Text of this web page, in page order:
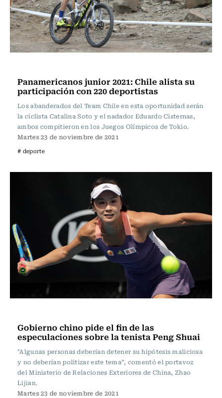
Panamericanos junior 2021: Chile alista su
participación con 220 deportistas
Los abanderados del Team Chile en esta oportunidad serán
la ciclista Catalina Soto y el nadador Eduardo Cisternas,
ambos compitieron en los Juegos Olímpicos de Tokio.
Martes 23 de noviembre de 2021
# deporte
Gobierno chino pide el fin de las
especulaciones sobre la tenista Peng Shuai
"Algunas personas deberían detener su hipótesis maliciosa
y no deberían politizar este tema”, comentó el portavoz
del Ministerio de Relaciones Exteriores de China, Zhao
Lijian.
Martes 23 de noviembre de 2021